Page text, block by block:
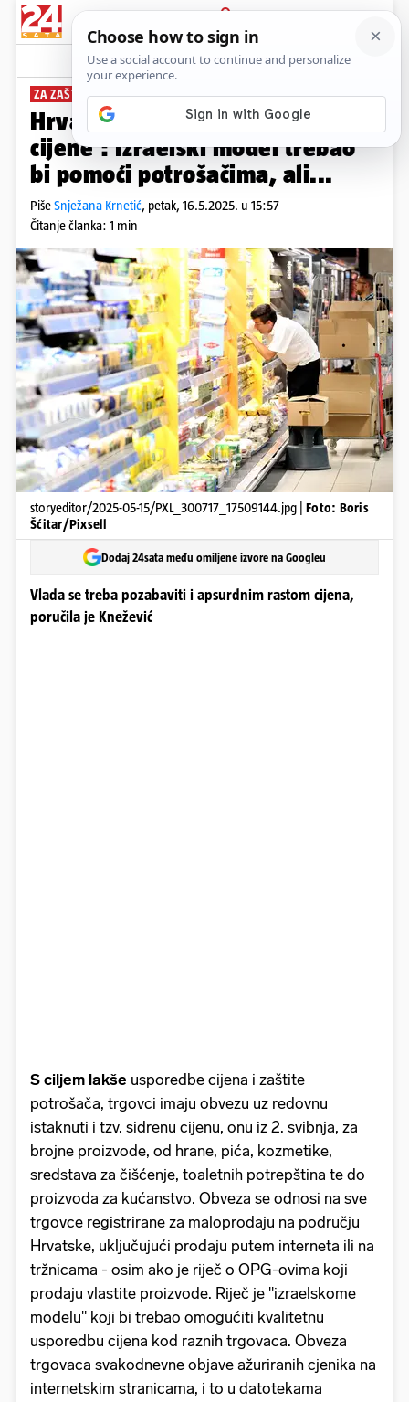
PRIJAVA
News Komentari
ZA ZAŠTITU KUPACA
Hrvati moraju istaknuti 'sidrene
cijene': Izraelski model trebao
bi pomoći potrošačima, ali...
PišeSnježana Krnetić, petak, 16.5.2025. u 15:57
Čitanje članka: 1 min
storyeditor/2025-05-15/PXL_300717_17509144.jpg | Foto: Boris
Šćitar/Pixsell
Dodaj 24sata među omiljene izvore na Googleu
Vlada se treba pozabaviti i apsurdnim rastom cijena,
poručila je Knežević
S ciljem lakše usporedbe cijena i zaštite
potrošača, trgovci imaju obvezu uz redovnu
istaknuti i tzv. sidrenu cijenu, onu iz 2. svibnja, za
brojne proizvode, od hrane, pića, kozmetike,
sredstava za čišćenje, toaletnih potrepština te do
proizvoda za kućanstvo. Obveza se odnosi na sve
trgovce registrirane za maloprodaju na području
Hrvatske, uključujući prodaju putem interneta ili na
tržnicama - osim ako je riječ o OPG-ovima koji
prodaju vlastite proizvode. Riječ je "izraelskome
modelu" koji bi trebao omogućiti kvalitetnu
usporedbu cijena kod raznih trgovaca. Obveza
trgovaca svakodnevne objave ažuriranih cjenika na
internetskim stranicama, i to u datotekama